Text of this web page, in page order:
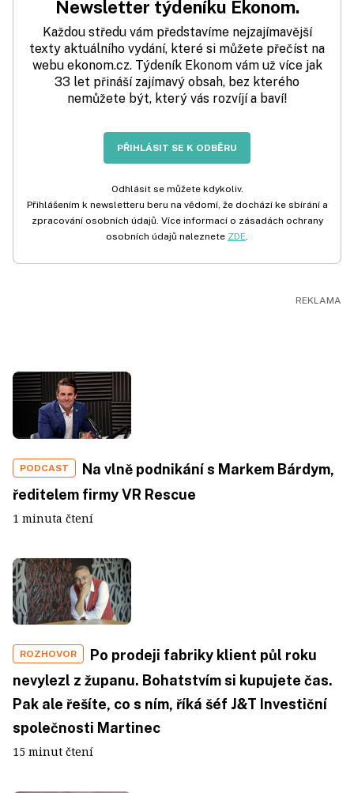
Newsletter týdeníku Ekonom.
Každou středu vám představíme nejzajímavější
texty aktuálního vydání, které si můžete přečíst na
webu ekonom.cz. Týdeník Ekonom vám už více jak
33 let přináší zajímavý obsah, bez kterého
nemůžete být, který vás rozvíjí a baví!
PŘIHLÁSIT SE K ODBĚRU
Odhlásit se můžete kdykoliv.
Přihlášením k newsletteru beru na vědomí, že dochází ke sbírání a
zpracování osobních údajů. Více informací o zásadách ochrany
osobních údajů naleznete ZDE.
PODCAST
Na vlně podnikání s Markem Bárdym,
ředitelem firmy VR Rescue
1 minuta čtení
ROZHOVOR
Po prodeji fabriky klient půl roku
nevylezl z županu. Bohatstvím si kupujete čas.
Pak ale řešíte, co s ním, říká šéf J&T Investiční
společnosti Martinec
15 minut čtení